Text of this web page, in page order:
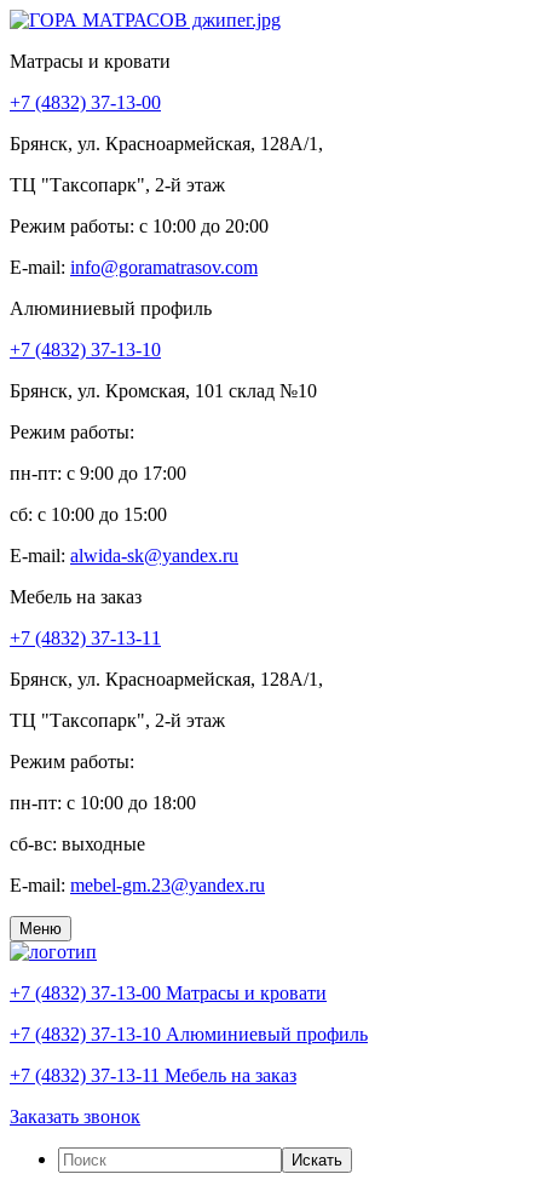
Матрасы и кровати
+7 (4832) 37-13-00
Брянск, ул. Красноармейская, 128А/1,
ТЦ "Таксопарк", 2-й этаж
Режим работы: c 10:00 до 20:00
E-mail: info@goramatrasov.com
Алюминиевый профиль
+7 (4832) 37-13-10
Брянск, ул. Кромская, 101 склад №10
Режим работы:
пн-пт: c 9:00 до 17:00
сб: c 10:00 до 15:00
E-mail: alwida-sk@yandex.ru
Мебель на заказ
+7 (4832) 37-13-11
Брянск, ул. Красноармейская, 128А/1,
ТЦ "Таксопарк", 2-й этаж
Режим работы:
пн-пт: c 10:00 до 18:00
сб-вс: выходные
E-mail: mebel-gm.23@yandex.ru
Меню
+7 (4832) 37-13-00 Матрасы и кровати
+7 (4832) 37-13-10 Алюминиевый профиль
+7 (4832) 37-13-11 Мебель на заказ
Заказать звонок
Искать